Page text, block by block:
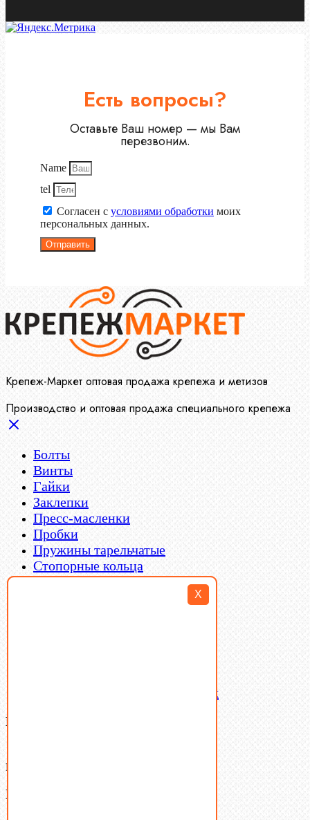
X
Есть вопросы?
Оставьте Ваш номер — мы Вам
перезвоним.
Name
tel
Согласен с условиями обработки моих
персональных данных.
Отправить
Крепеж-Маркет оптовая продажа крепежа и метизов
Производство и оптовая продажа специального крепежа
Болты
Винты
Гайки
Заклепки
Пресс-масленки
Пробки
Пружины тарельчатые
Стопорные кольца
Такелаж
Латунный и бронзовый крепеж
Ваша корзина
В корзине нет товаров.
Поиск